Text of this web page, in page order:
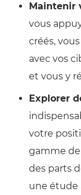
Maintenir
vous
créés,
avec vos
et vous y
Explorer
votre
gamme
des parts
une étude